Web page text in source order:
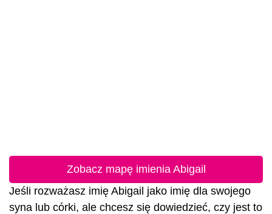
Zobacz mapę imienia Abigail
Jeśli rozważasz imię Abigail jako imię dla swojego
syna lub córki, ale chcesz się dowiedzieć, czy jest to